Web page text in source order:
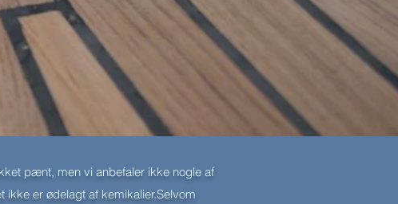
pænt, men vi anbefaler ikke nogle af
er ødelagt af kemikalier.Selvom